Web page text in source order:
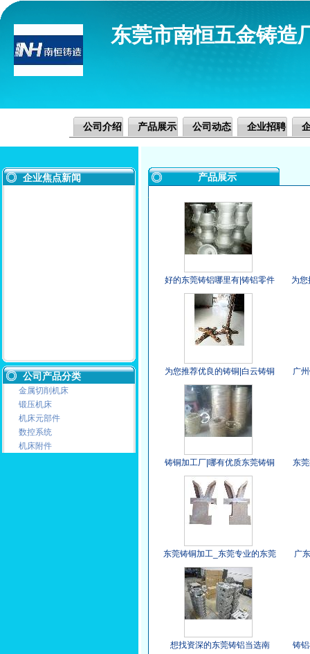
东莞市南恒五金铸造
公司介绍 产品展示 公司动态 企业招聘
企业焦点新闻
公司产品分类
金属切削机床
锻压机床
机床元部件
数控系统
机床附件
产品展示
好的东莞铸铝哪里有|铸铝零件 为
为您推荐优良的铸铜|白云铸铜 广
铸铜加工厂|哪有优质东莞铸铜
厂
东
东莞铸铜加工_东莞专业的东莞
铸铜厂
广
想找资深的东莞铸铝当选南
铸